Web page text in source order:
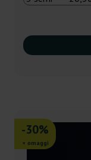
-30%
+ omaggi